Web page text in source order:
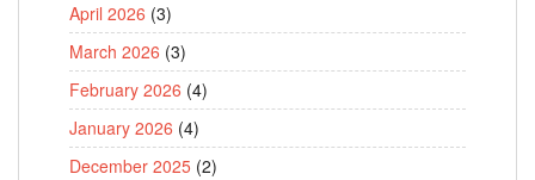
April 2026 (3)
March 2026 (3)
February 2026 (4)
January 2026 (4)
December 2025 (2)